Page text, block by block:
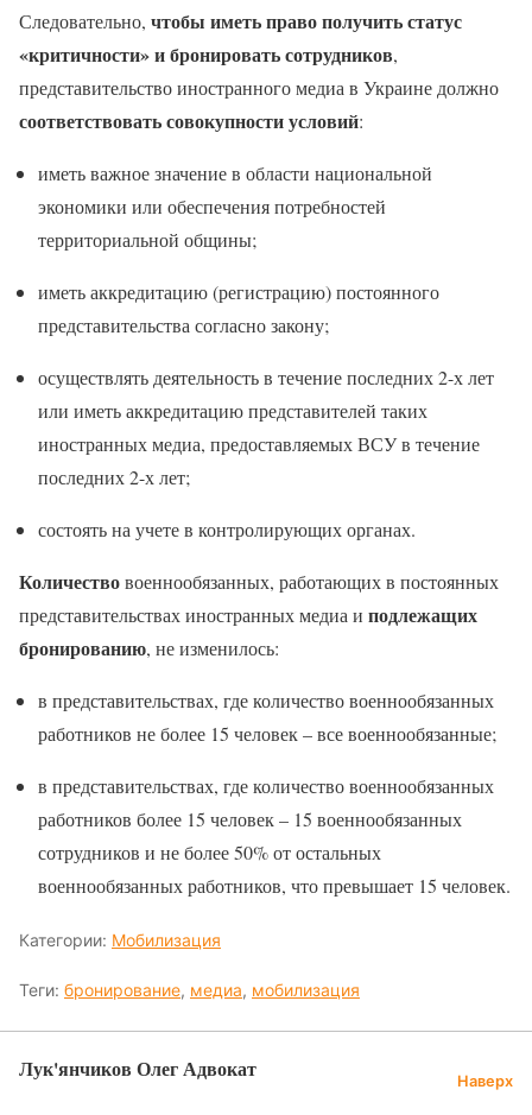
Следовательно, чтобы иметь право получить статус
«критичности» и бронироватьсотрудников,
представительство иностранного медиа в Украине должно
соответствовать совокупности условий:
иметь важное значение в области национальной
экономики или обеспечения потребностей
территориальной общины;
иметь аккредитацию (регистрацию) постоянного
представительства согласно закону;
осуществлять деятельность в течение последних 2-х лет
или иметь аккредитацию представителей таких
иностранных медиа, предоставляемых ВСУ в течение
последних 2-х лет;
состоять на учете в контролирующих органах.
Количествовоеннообязанных, работающих в постоянных
представительствах иностранных медиа и подлежащих
бронированию, не изменилось:
в представительствах, где количество военнообязанных
работников не более 15 человек – все военнообязанные;
в представительствах, где количество военнообязанных
работников более 15 человек – 15 военнообязанных
сотрудников и не более 50% от остальных
военнообязанных работников, что превышает 15 человек.
Категории: Мобилизация
Теги: бронирование, медиа, мобилизация
Лук'янчиков Олег Адвокат Наверх